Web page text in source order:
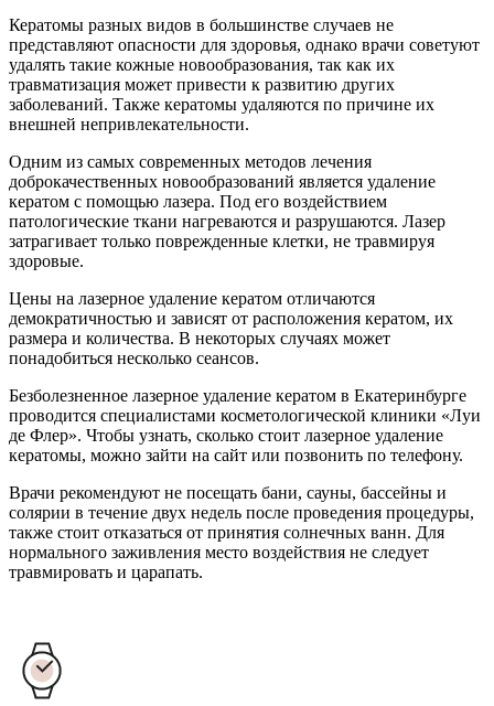
Кератомы разных видов в большинстве случаев не
представляют опасности для здоровья, однако врачи советуют
удалять такие кожные новообразования, так как их
травматизация может привести к развитию других
заболеваний. Также кератомы удаляются по причине их
внешней непривлекательности.
Одним из самых современных методов лечения
доброкачественных новообразований является удаление
кератом с помощью лазера. Под его воздействием
патологические ткани нагреваются и разрушаются. Лазер
затрагивает только поврежденные клетки, не травмируя
здоровые.
Цены на лазерное удаление кератом отличаются
демократичностью и зависят от расположения кератом, их
размера и количества. В некоторых случаях может
понадобиться несколько сеансов.
Безболезненное лазерное удаление кератом в Екатеринбурге
проводится специалистами косметологической клиники «Луи
де Флер». Чтобы узнать, сколько стоит лазерное удаление
кератомы, можно зайти на сайт или позвонить по телефону.
Врачи рекомендуют не посещать бани, сауны, бассейны и
солярии в течение двух недель после проведения процедуры,
также стоит отказаться от принятия солнечных ванн. Для
нормального заживления место воздействия не следует
травмировать и царапать.